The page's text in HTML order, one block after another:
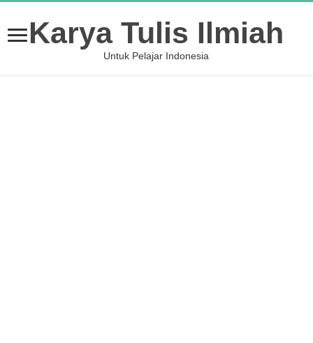
Karya Tulis Ilmiah
Untuk Pelajar Indonesia